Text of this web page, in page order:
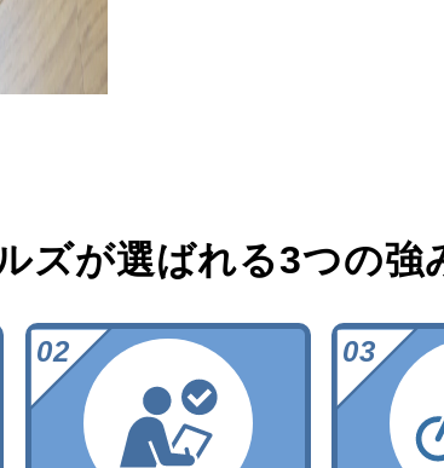
ズが選ばれる3つの強